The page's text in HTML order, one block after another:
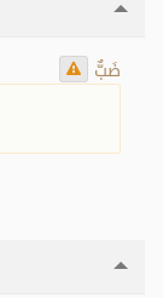
ضَبٌّ